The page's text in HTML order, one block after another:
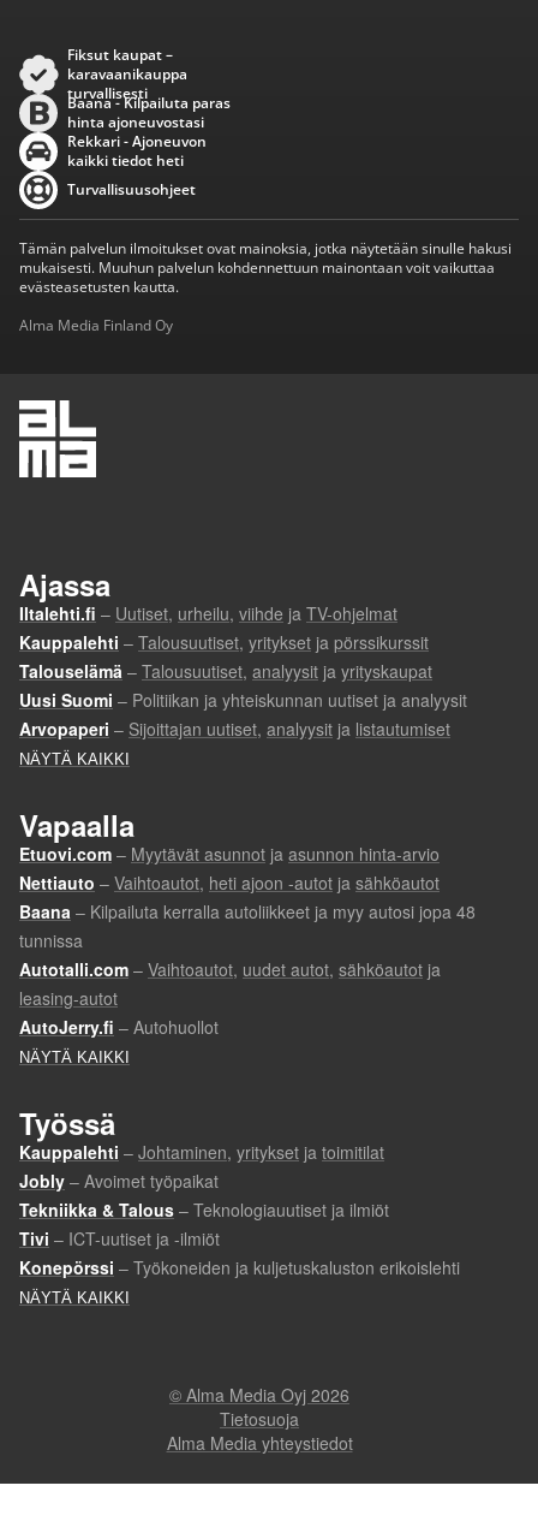
Fiksut kaupat –
karavaanikauppa
turvallisesti
Baana - Kilpailuta paras
hinta ajoneuvostasi
Rekkari - Ajoneuvon
kaikki tiedot heti
Turvallisuusohjeet
Tämän palvelun ilmoitukset ovat mainoksia, jotka näytetään sinulle hakusi
mukaisesti. Muuhun palvelun kohdennettuun mainontaan voit vaikuttaa
evästeasetusten kautta.
Alma Media Finland Oy